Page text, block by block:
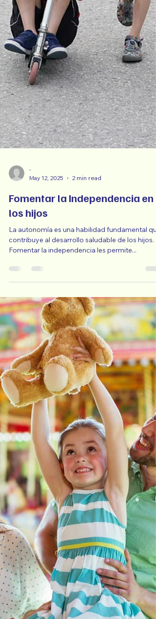
-
May 12, 2025
2 min read
Fomentar la Independencia en
los hijos
La autonomía es una habilidad fundamental que
contribuye al desarrollo saludable de los hijos.
Fomentar la independencia les permite...